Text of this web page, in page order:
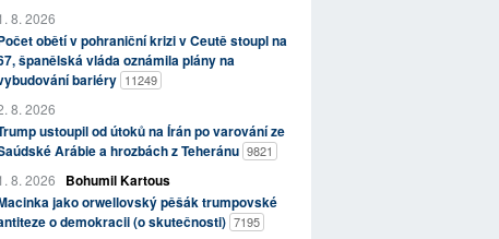
8. 2026
obětí v pohraniční krizi v Ceutě stoupl na
španělská vláda oznámila plány na
bariéry 11249
8. 2026
ustoupil od útoků na Írán po varování ze
Arábie a hrozbách z Teheránu 9821
8. 2026
Bohumil Kartous
jako orwellovský pěšák trumpovské
o demokracii (o skutečnosti) 7195